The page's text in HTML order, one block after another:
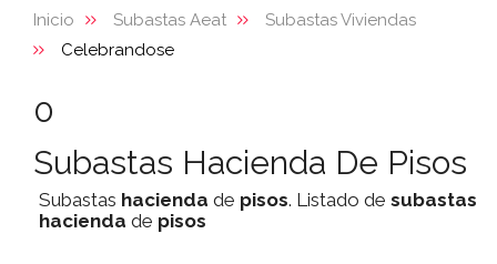
Inicio Subastas Aeat
Subastas Viviendas
Celebrandose
0
Subastas Hacienda De Pisos
Subastas hacienda de pisos. Listado de subastas
hacienda de pisos